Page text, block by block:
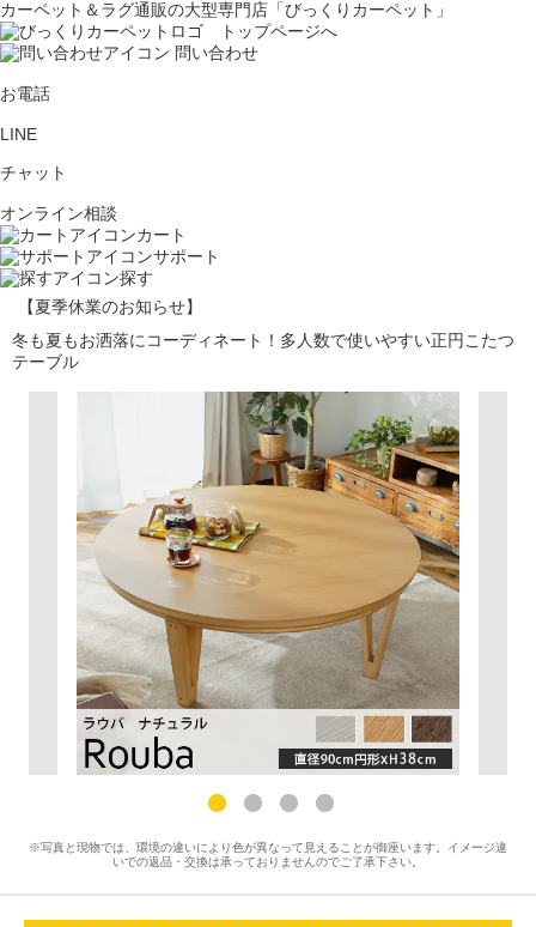
カーペット＆ラグ通販の大型専門店「びっくりカーペット」
問い合わせ
お電話
LINE
チャット
オンライン相談
カート
サポート
探す
【夏季休業のお知らせ】
冬も夏もお洒落にコーディネート！多人数で使いやすい正円こたつ
テーブル
※写真と現物では、環境の違いにより色が異なって見えることが御座います。イメージ違
いでの返品・交換は承っておりませんのでご了承下さい。